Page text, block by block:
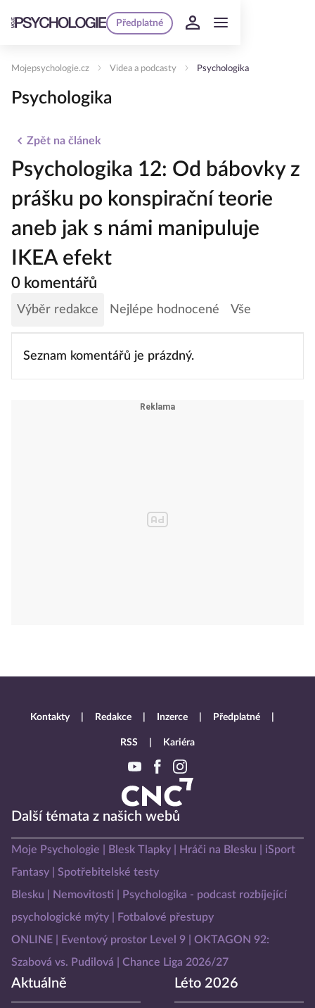
Předplatné
Mojepsychologie.cz Videa a podcasty Psychologika
Psychologika
Zpět na článek
Psychologika 12: Od bábovky z
prášku po konspirační teorie
aneb jak s námi manipuluje
IKEA efekt
0 komentářů
Výběr redakce Nejlépe hodnocené Vše
Seznam komentářů je prázdný.
Další témata z našich webů
Moje Psychologie Blesk Tlapky Hráči na Blesku
iSport
Fantasy
Spotřebitelské testy
Blesku
Nemovitosti
Psychologika - podcast rozbíjející
psychologické mýty
Fotbalové přestupy
ONLINE
Eventový prostor Level 9
OKTAGON 92:
Szabová vs. Pudilová
Chance Liga 2026/27
Aktuálně Léto 2026
Kontakty Redakce Inzerce Předplatné
RSS Kariéra